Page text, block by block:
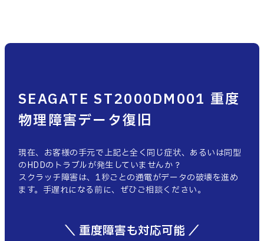
SEAGATE ST2000DM001 重度
物理障害データ復旧
現在、お客様の手元で上記と全く同じ症状、あるいは同型
のHDDのトラブルが発生していませんか？
スクラッチ障害は、1秒ごとの通電がデータの破壊を進め
ます。手遅れになる前に、ぜひご相談ください。
＼ 重度障害も対応可能 ／